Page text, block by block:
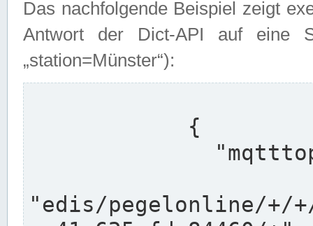
Das nachfolgende Beispiel zeigt
Antwort der Dict-API auf eine
„station=Münster“):
"edis/pegelonline/+/